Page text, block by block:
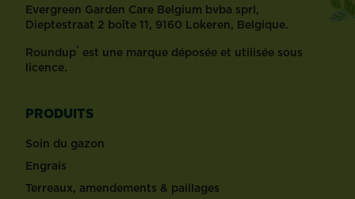
Evergreen Garden Care Belgium bvba sprl,
Dieptestraat 2 boîte 11, 9160 Lokeren, Belgique.
Roundup® est une marque déposée et utilisée sous
licence.
PRODUITS
Soin du gazon
Engrais
Terreaux, amendements & paillages